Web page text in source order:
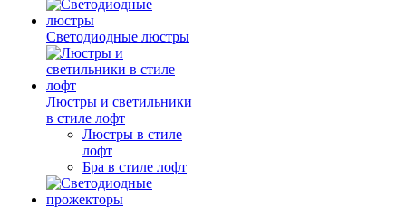
Светодиодные люстры
Люстры и светильники
в стиле лофт
Люстры в стиле
лофт
Бра в стиле лофт